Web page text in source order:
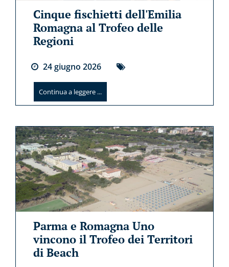
Cinque fischietti dell'Emilia
Romagna al Trofeo delle
Regioni
24giugno 2026
Continua a leggere ...
Parma e Romagna Uno
vincono il Trofeo dei Territori
di Beach